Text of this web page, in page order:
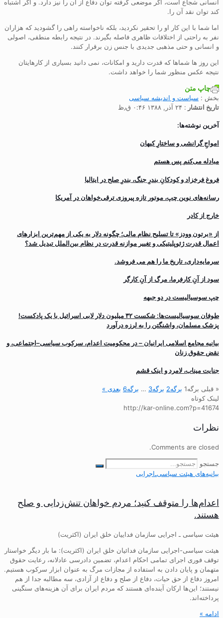
انسانی شجاع است، اگر موضعی گرفته توان دفاع از آن را نیز دارد. و اگر اشتباه
کند توان نقد آن را.
اما شما با این کار او را تحقیر نکردید، بلکه ناخواسته راهی را گشودید که هزاران
نفر به راحتی از اختلافات ظاهری فاصله بگیرند. در نتیجه رابطه منطقی، اصولی
و انسانی و حتی مذهبی جدیدی با جنس زن برقرار کنند.
این روز ها شماها که قدرت دارید و امکانات، نمی دانید بسیاری از کارهایتان
نتیجه عکس منظور شما را خواهد داشت.
چاپ متن
بخش : سیاست و انديشه سياسی
تاریخ انتشار : ۲۴ آذر, ۱۳۸۸ ۰:۴۶ ق٫ظ
آخرین نوشته‌ها:
‌امواجِ گرانشی و ساختارِ کیهان
مبادله می‌کنم پس هستم
فروغ فرخزاد و کودکانِ بندرِ جنگ، بندرِ صلح در ایتالیا
رسانه‌های نوین چپ، موتور تازه پیروزی ترقی‌خواهان در آمریکا
خارج از کادر
از «برتون وودز» تا تسلیح نظام مالی؛ چگونه دلار به یکی از مهم‌ترین ابزارهای
اعمال قدرت ژئوپلیتیکی و تغییر موازنه قدرت در نظام بین‌الملل تبدیل شد؟
سرمایه‌داری، تاریخ ما را هم می فروشد.
سود از آنِ کارفرما، مرگ از آنِ کارگر
چپ سوسیالیست در دو جبهه
طوفان سوسیالیست‌ها: شکست ۳۲ میلیون دلار لابی اسرائیل با یک پادکست!
پزشک مسلمان، واشنگتن را به لرزه درآورد
بیانیه مجامع اسلامی ایرانیان – در محکومیت اعدام، سرکوب سیاسی–اجتماعی، و
نقض حقوق زنان
جنایت میناب، لامرد و اینک قشم
« قبلی برگه1 برگه2 برگه3
… برگه6 بعدی »
لینک کوتاه
http://kar-online.com?p=41674
نظرات
Comments are closed.
جستجو
بیانیه‌های هیئت‌ سیاسی‌ـ‌اجرایی
اعدام‌ها را متوقف کنید؛ مردم خواهان تنش‌زدایی و صلح
هستند.
هیئت سیاسی ـ اجرایی سازمان فداییان خلق ایران (اکثریت)
هیئت سیاسی-اجرایی سازمان فدائیان خلق ایران (اکثریت): ما بار دیگر خواستار
توقف فوری اجرای تمامی احکام اعدام، تضمین دادرسی عادلانه، رعایت حقوق
متهمان و پایان دادن به استفاده از مجازات مرگ به عنوان ابزار سرکوب هستیم.
امروز دفاع از حق حیات، دفاع از صلح و دفاع از آزادی، سه مطالبه جدا از هم
نیستند؛ این‌ها ارکان آینده‌ای هستند که مردم ایران برای آن هزینه‌های سنگینی
پرداخته‌اند.
ادامه »